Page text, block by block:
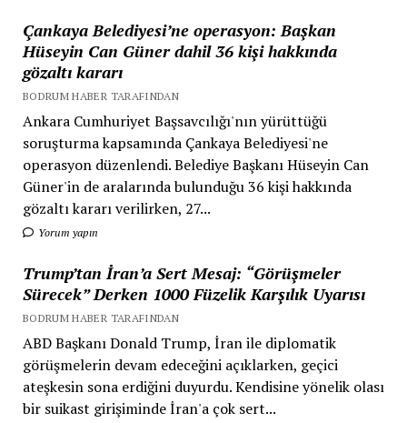
Çankaya Belediyesi’ne operasyon: Başkan
Hüseyin Can Güner dahil 36 kişi hakkında
gözaltı kararı
BODRUM HABER TARAFINDAN
Ankara Cumhuriyet Başsavcılığı'nın yürüttüğü
soruşturma kapsamında Çankaya Belediyesi'ne
operasyon düzenlendi. Belediye Başkanı Hüseyin Can
Güner'in de aralarında bulunduğu 36 kişi hakkında
gözaltı kararı verilirken, 27...
Yorum yapın
Trump’tan İran’a Sert Mesaj: “Görüşmeler
Sürecek” Derken 1000 Füzelik Karşılık Uyarısı
BODRUM HABER TARAFINDAN
ABD Başkanı Donald Trump, İran ile diplomatik
görüşmelerin devam edeceğini açıklarken, geçici
ateşkesin sona erdiğini duyurdu. Kendisine yönelik olası
bir suikast girişiminde İran'a çok sert...